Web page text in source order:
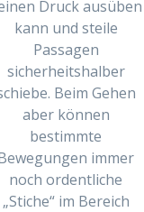
Druck ausüben
kann und steile
Passagen
sicherheitshalber
Beim Gehen
aber können
bestimmte
immer
noch ordentliche
„Stiche“ im Bereich